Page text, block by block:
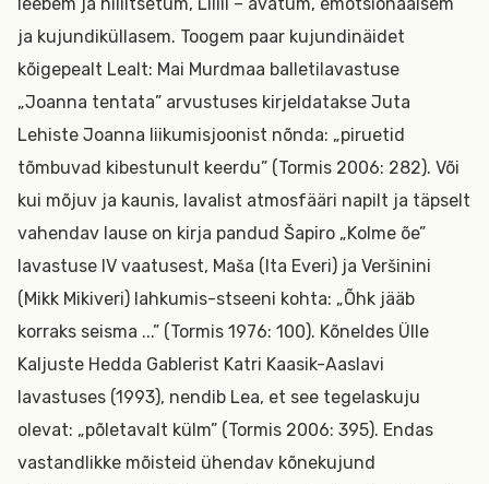
ja kujundiküllasem. Toogem paar kujundinäidet
kõigepealt Lealt: Mai Murdmaa balletilavastuse
„Joanna tentata” arvustuses kirjeldatakse Juta
Lehiste Joanna liikumisjoonist nõnda: „piruetid
tõmbuvad kibestunult keerdu” (Tormis 2006: 282). Või
kui mõjuv ja kaunis, lavalist atmosfääri napilt ja täpselt
vahendav lause on kirja pandud Šapiro „Kolme õe”
lavastuse IV vaatusest, Maša (Ita Everi) ja Veršinini
(Mikk Mikiveri) lahkumis-stseeni kohta: „Õhk jääb
korraks seisma ...” (Tormis 1976: 100). Kõneldes Ülle
Kaljuste Hedda Gablerist Katri Kaasik-Aaslavi
lavastuses (1993), nendib Lea, et see tegelaskuju
olevat: „põletavalt külm” (Tormis 2006: 395). Endas
vastandlikke mõisteid ühendav kõnekujund